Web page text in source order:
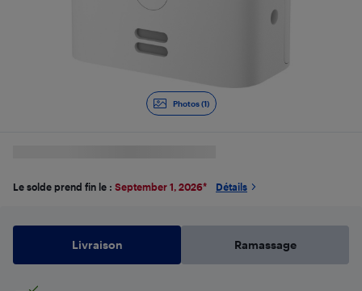
Photos (1)
Le solde prend fin le : September 1, 2026* Détails
Livraison Ramassage